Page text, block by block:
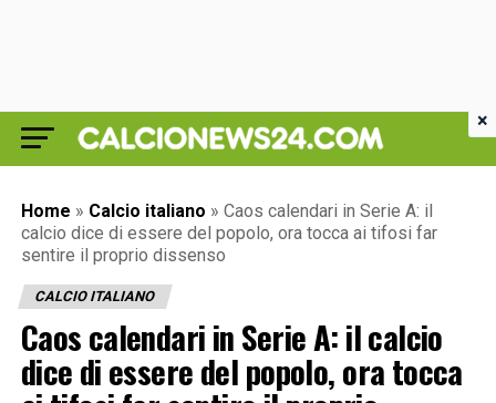
Home » Calcio italiano » Caos calendari in Serie A: il
calcio dice di essere del popolo, ora tocca ai tifosi far
sentire il proprio dissenso
CALCIO ITALIANO
Caos calendari in Serie A: il calcio
dice di essere del popolo, ora tocca
×